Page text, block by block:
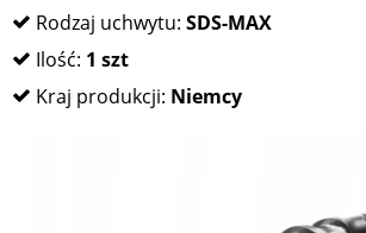
Rodzaj uchwytu: SDS-MAX
Ilość: 1 szt
Kraj produkcji: Niemcy